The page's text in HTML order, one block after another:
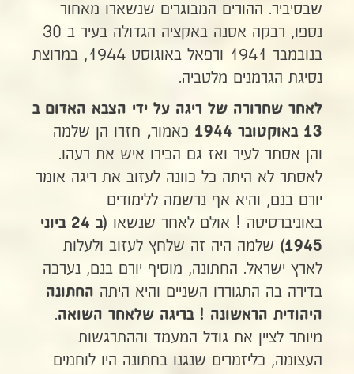
שבסיביר. ההורים המבוגרים שנשארו מאחור
נספו, רבקה אסנה באקציה הגדולה בעיר ב 30
בנובמבר 1941 ורפאל באוגוסט 1944, במרוצת
נסיגת הגרמנים מלטביה.
לאחר שחרורה של ריגה על ידי הצבא האדום ב
13 באוקטובר 1944
כאמור, חזרו הן שלמה
והן אסתר לעיר ואז גם הכירו איש את רעהו.
לאסתר לא היתה כל כוונה לעזוב את ריגה אומר
יורם בנם, והיא אף נרשמה ללימודים
באוניברסיטה ! אולם לאחר שנשאו (ב 24
ביוני
1945)
שלמה היה זה שלחץ לעזוב ולעלות
לארץ ישראל. החתונה, מוסיף יורם בנם, נערכה
בדירה בה התגוררו השניים והיא היתה החתונה
היהודית הראשונה ! בריגה שלאחר השואה.
מיותר לציין את גודל המעמד וההתרגשות
העצומה, כליזמרים שנגנו בחתונה היו לוחמים